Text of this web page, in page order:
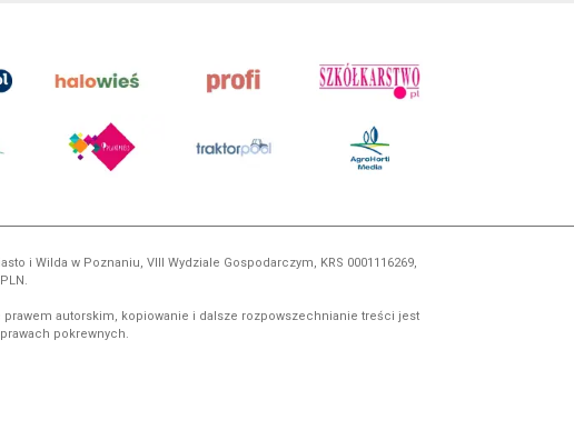
i Wilda w Poznaniu, VIII Wydziale Gospodarczym, KRS 0001116269,
autorskim, kopiowanie i dalsze rozpowszechnianie treści jest
pokrewnych.